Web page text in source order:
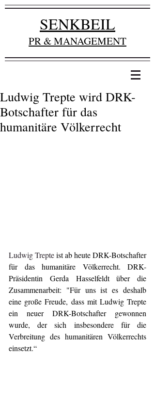
SENKBEIL
PR & MANAGEMENT
Ludwig Trepte wird DRK-
Botschafter für das
humanitäre Völkerrecht
Ludwig Trepte ist ab heute DRK-Botschafter
für das humanitäre Völkerrecht. DRK-
Präsidentin Gerda Hasselfeldt über die
Zusammenarbeit: "Für uns ist es deshalb
eine große Freude, dass mit Ludwig Trepte
ein neuer DRK-Botschafter gewonnen
wurde, der sich insbesondere für die
Verbreitung des humanitären Völkerrechts
einsetzt.“